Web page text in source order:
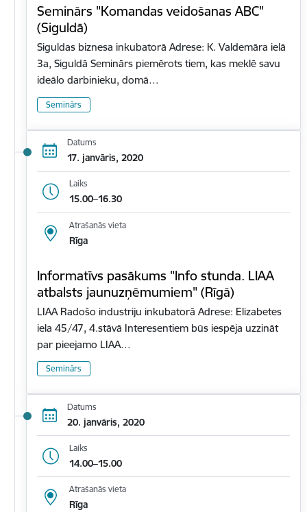
Seminārs "Komandas veidošanas ABC"
(Siguldā)
Siguldas biznesa inkubatorā Adrese: K. Valdemāra ielā
3a, Siguldā Seminārs piemērots tiem, kas meklē savu
ideālo darbinieku, domā…
Seminārs
Datums
17. janvāris, 2020
Laiks
15.00–16.30
Atrašanās vieta
Rīga
Informatīvs pasākums "Info stunda. LIAA
atbalsts jaunuzņēmumiem" (Rīgā)
LIAA Radošo industriju inkubatorā Adrese: Elizabetes
iela 45/47, 4.stāvā Interesentiem būs iespēja uzzināt
par pieejamo LIAA…
Seminārs
Datums
20. janvāris, 2020
Laiks
14.00–15.00
Atrašanās vieta
Rīga